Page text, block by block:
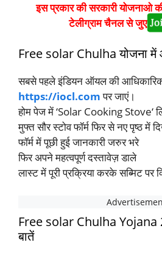
इस प्रकार की सरकारी योजनाओ
टेलीग्राम चैनल से जुए :
Free solar Chulha योजना में
सबसे पहले इंडियन ऑयल की
https://iocl.comपर जाएं।
होम पेज में ‘Solar Cooking Stove‘
मुफ्त सौर स्टोव फॉर्म फिर से नए पृष्ठ में
फॉर्म में पूछी हुई जानकारी जरुर भरे
फिर अपने महत्वपूर्ण दस्तावेज़ डाले
लास्ट में पूरी प्रक्रिया करके सब्मिट पर
Free solar Chulha Yojana
बातें